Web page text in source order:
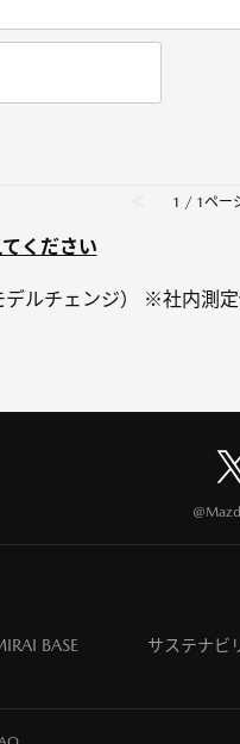
1 / 1ペー
ください
ルチェンジ） ※社内測
BASE サステナビ